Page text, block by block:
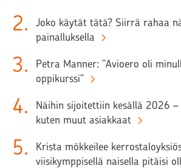
2.
Joko käytät tätä? Siirrä rahaa
painalluksella
3.
Petra Manner: ”Avioero oli
oppikurssi”
4.
Näihin sijoitettiin kesällä 2026
kuten muut asiakkaat
5.
Krista mökkeilee
viisikymppisellä naisella pitäisi